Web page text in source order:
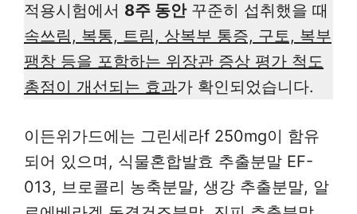
적용시험에서 8주 동안꾸준히 섭취했을 때
속쓰림, 복통, 트림, 상복부 통증, 구토, 복부
팽창 등을 포함하는 위장관 증상 평가 척도
총점이 개선되는 효과가 확인되었습니다.
이든위가드에는 그린세라f 250mg이 함유
되어 있으며, 식물혼합발효 추출분말 EF-
013, 브로콜리 농축분말, 생강 추출분말, 알